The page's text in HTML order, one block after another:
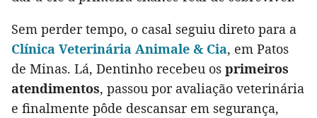
Sem perder tempo, o casal seguiu direto para a
Clínica Veterinária Animale & Cia, em Patos
de Minas. Lá, Dentinho recebeu os primeiros
atendimentos, passou por avaliação veterinária
e finalmente pôde descansar em segurança,